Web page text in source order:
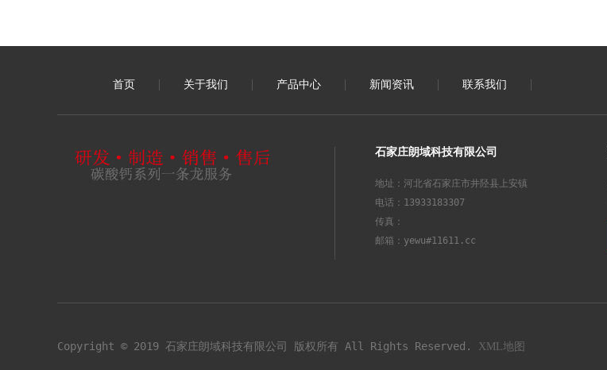
首页 关于我们 产品中心 新闻资讯 联系我们
石家庄朗域科技有限公司
地址：河北省石家庄市井陉县上安镇
电话：13933183307
传真：
邮箱：yewu#11611.cc
Copyright © 2019 石家庄朗域科技有限公司 版权所有 All Rights Reserved. XML地图